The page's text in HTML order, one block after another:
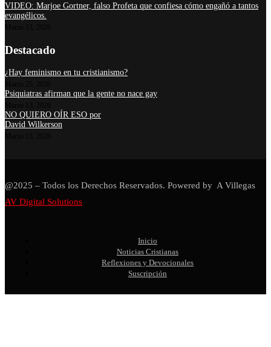
VIDEO: Marjoe Gortner, falso Profeta que confiesa cómo engañó a tantos
evangélicos.
Destacado
¿Hay feminismo en tu cristianismo?
Psiquiatras afirman que la gente no nace gay
NO QUIERO OÍR ESO por
David Wilkerson
@2025 – Todos los Derechos Reservados. Powered by A Villegas
AV Digital Solutions
Inicio
Noticias Cristianas
Reflexiones y Devocionales
Suscripción